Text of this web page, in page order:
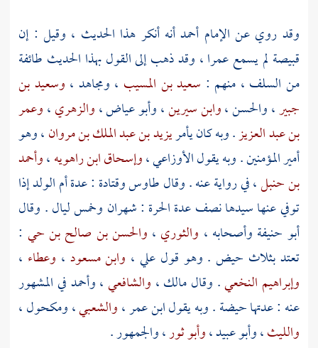
وقد روي عن الإمام أحمدأنه أنكر هذا الحديث ، وقيل : إن
قبيصة لم يسمععمرا ، وقد ذهب إلى القول بهذا الحديث طائفة
من السلف ، منهم : سعيد بن المسيب ، ومجاهد ، وسعيد بن
جبير،والحسن،وابن سيرين،وأبو عياض،والزهري،وعمر
بن عبد العزيز. وبه كان يأمريزيد بن عبد الملك بن مروان، وهو
أمير المؤمنين . وبه يقولالأوزاعي،وإسحاق ابن راهويه،وأحمد
بن حنبل، في رواية عنه . وقالطاوسوقتادة : عدة أم الولد إذا
توفي عنها سيدها نصف عدة الحرة : شهران وخمس ليال . وقال
أبو حنيفة وأصحابه ، والثوري ، والحسن بن صالح بن حي :
تعتد بثلاث حيض . وهو قول علي ، وابن مسعود ، وعطاء ،
وإبراهيم النخعي. وقالمالك، والشافعي،وأحمدفي المشهور
عنه : عدتها حيضة . وبه يقولابن عمر،والشعبي،ومكحول،
والليث،وأبو عبيد،وأبو ثور، والجمهور .